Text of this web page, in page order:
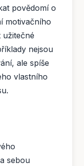
povědomí o
motivačního
nejsou
ale spíše
vlastního
sebou